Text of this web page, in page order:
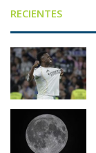
RECIENTES